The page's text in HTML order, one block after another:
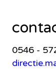
0546 -